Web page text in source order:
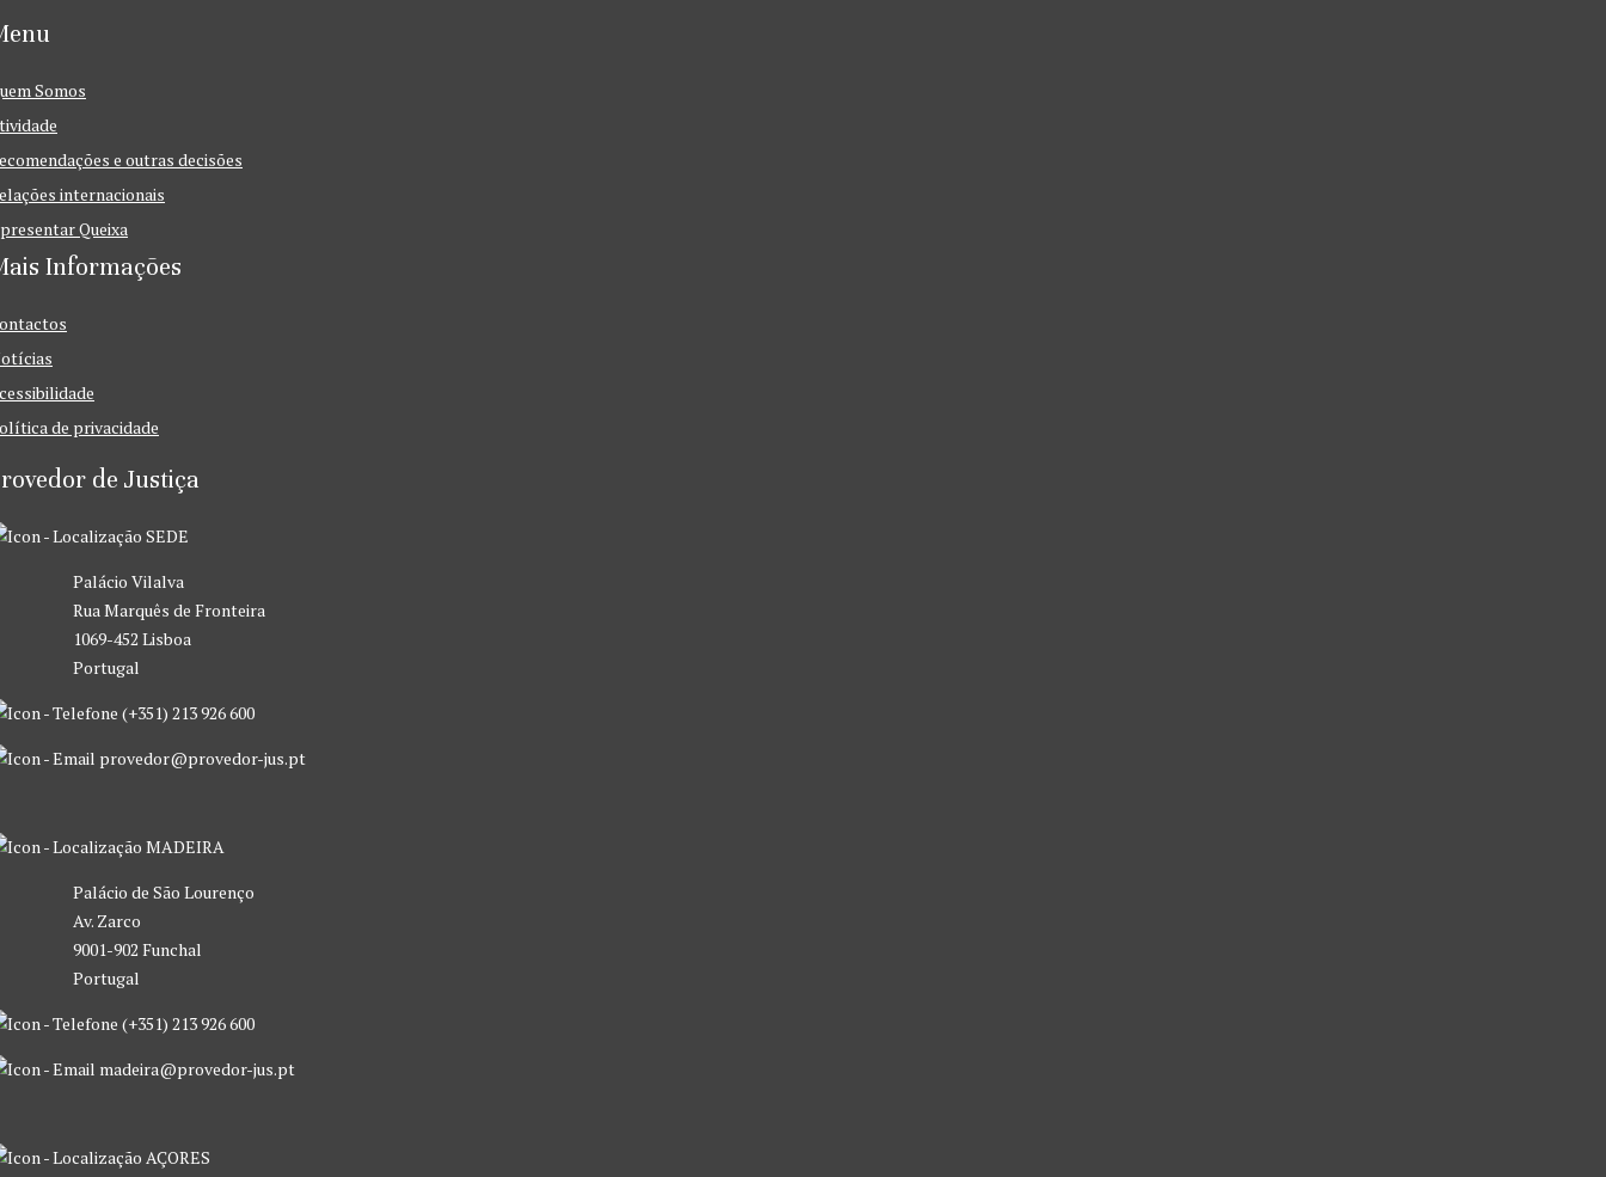
Somos
e outras decisões
internacionais
Queixa
Informações
de privacidade
de Justiça
SEDE
Palácio Vilalva
Rua Marquês de Fronteira
1069-452 Lisboa
Portugal
(+351) 213 926 600
provedor@provedor-jus.pt
MADEIRA
Palácio de São Lourenço
Av. Zarco
9001-902 Funchal
Portugal
(+351) 213 926 600
madeira@provedor-jus.pt
AÇORES